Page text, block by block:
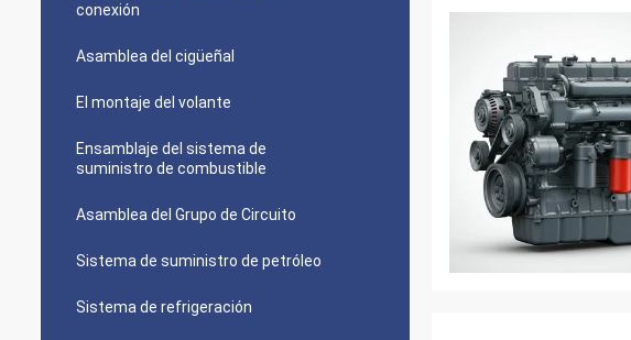
conexión
Asamblea del cigüeñal
El montaje del volante
Ensamblaje del sistema de
suministro de combustible
Asamblea del Grupo de Circuito
Sistema de suministro de petróleo
Sistema de refrigeración